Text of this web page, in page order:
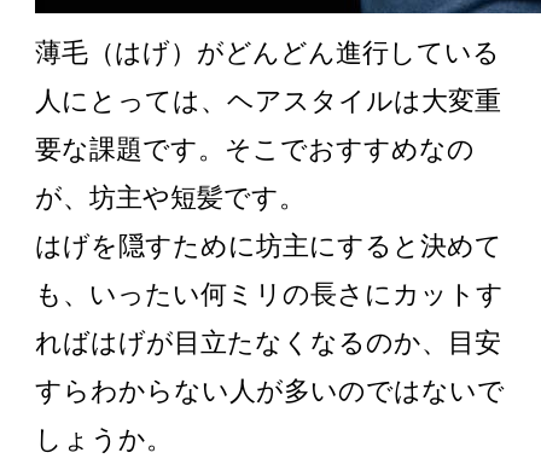
薄毛（はげ）がどんどん進行している
人にとっては、ヘアスタイルは大変重
要な課題です。そこでおすすめなの
が、坊主や短髪です。
はげを隠すために坊主にすると決めて
も、いったい何ミリの長さにカットす
ればはげが目立たなくなるのか、目安
すらわからない人が多いのではないで
しょうか。